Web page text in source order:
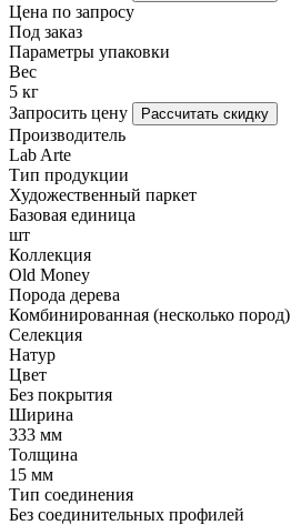
Цена по запросу
Под заказ
Параметры упаковки
Вес
5 кг
Запросить цену
Рассчитать скидку
Производитель
Lab Arte
Тип продукции
Художественный паркет
Базовая единица
шт
Коллекция
Old Money
Порода дерева
Комбинированная (несколько пород)
Селекция
Натур
Цвет
Без покрытия
Ширина
333 мм
Толщина
15 мм
Тип соединения
Без соединительных профилей